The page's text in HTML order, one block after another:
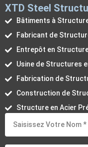
XTD Steel
Bâtiments à
Fabricant de
Entrepôt en Structure
Usine de Structures
Fabrication de
Construction de
Structure en Acier